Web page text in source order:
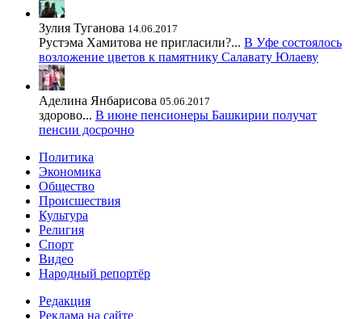
Зулия Туганова 14.06.2017
Рустэма Хамитова не пригласили?... В Уфе состоялось
возложение цветов к памятнику Салавату Юлаеву
Аделина Янбарисова 05.06.2017
здорово... В июне пенсионеры Башкирии получат
пенсии досрочно
Политика
Экономика
Общество
Происшествия
Культура
Религия
Спорт
Видео
Народный репортёр
Редакция
Реклама на сайте